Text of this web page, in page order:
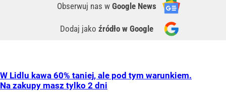
Obserwuj nas w Google News
Dodaj jako źródło w Google
W Lidlu kawa 60% taniej, ale pod tym warunkiem.
Na zakupy masz tylko 2 dni